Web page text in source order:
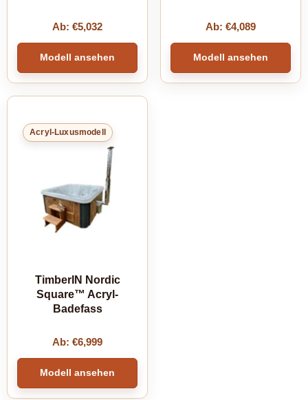
Ab: €5,032
Modell ansehen
Ab: €4,089
Modell ansehen
Acryl-Luxusmodell
TimberIN Nordic
Square™ Acryl-
Badefass
Ab: €6,999
Modell ansehen